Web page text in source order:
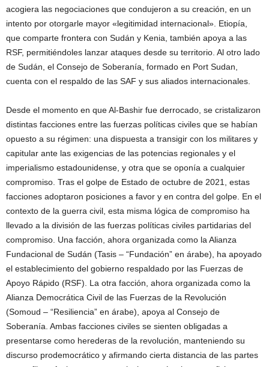
acogiera las negociaciones que condujeron a su creación, en un
intento por otorgarle mayor «legitimidad internacional». Etiopía,
que comparte frontera con Sudán y Kenia, también apoya a las
RSF, permitiéndoles lanzar ataques desde su territorio. Al otro lado
de Sudán, el Consejo de Soberanía, formado en Port Sudan,
cuenta con el respaldo de las SAF y sus aliados internacionales.
Desde el momento en que Al-Bashir fue derrocado, se cristalizaron
distintas facciones entre las fuerzas políticas civiles que se habían
opuesto a su régimen: una dispuesta a transigir con los militares y
capitular ante las exigencias de las potencias regionales y el
imperialismo estadounidense, y otra que se oponía a cualquier
compromiso. Tras el golpe de Estado de octubre de 2021, estas
facciones adoptaron posiciones a favor y en contra del golpe. En el
contexto de la guerra civil, esta misma lógica de compromiso ha
llevado a la división de las fuerzas políticas civiles partidarias del
compromiso. Una facción, ahora organizada como la Alianza
Fundacional de Sudán (Tasis – “Fundación” en árabe), ha apoyado
el establecimiento del gobierno respaldado por las Fuerzas de
Apoyo Rápido (RSF). La otra facción, ahora organizada como la
Alianza Democrática Civil de las Fuerzas de la Revolución
(Somoud – “Resiliencia” en árabe), apoya al Consejo de
Soberanía. Ambas facciones civiles se sienten obligadas a
presentarse como herederas de la revolución, manteniendo su
discurso prodemocrático y afirmando cierta distancia de las partes